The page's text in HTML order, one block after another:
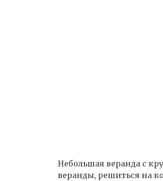
Небольшая веранда с
веранды, решиться на